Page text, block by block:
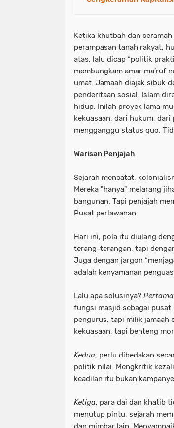
Ketika khutbah dan
perampasan tanah rakyat,
atas, lalu dicap “politik
membungkam amar ma’ruf
umat. Jamaah diajak sibuk
penderitaan sosial. Islam
hidup. Inilah proyek lama
kekuasaan, dari hukum,
mengganggu status quo.
Warisan Penjajah
Sejarah mencatat,
Mereka "hanya" melarang
bangunan. Tapi penjajah
Pusat perlawanan.
Hari ini, pola itu diulang
terang-terangan, tapi
Juga dengan jargon
adalah kenyamanan
Lalu apa solusinya? Pertama
fungsi masjid sebagai pusat
pengurus, tapi milik jamaah
kekuasaan, tapi benteng
Kedua, perlu dibedakan
politik nilai. Mengkritik
keadilan itu bukan
Ketiga, para dai dan khatib
menutup pintu, sejarah
dan mimbar lain.